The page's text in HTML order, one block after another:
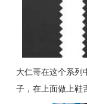
大仁哥在这个系列
子，在上面做上鞋